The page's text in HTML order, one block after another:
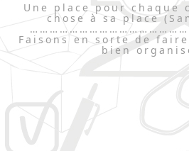
Une place pour chaque
chose à sa place
Faisons en sorte de
bien